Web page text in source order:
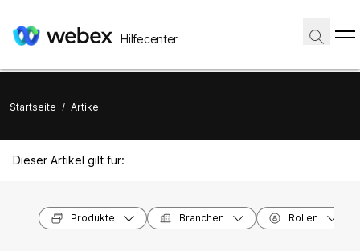
Hilfecenter
Startseite / Artikel
Dieser Artikel gilt für:
Produkte Branchen Rollen